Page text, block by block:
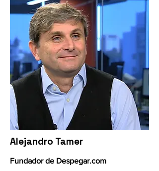
Alejandro Tamer
Fundador de Despegar.com